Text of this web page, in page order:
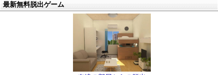
最新無料脱出ゲーム